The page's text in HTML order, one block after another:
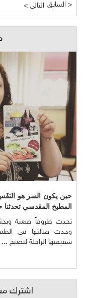
< التالي السابق >
حين يكون السر هو
المطبخ المقدسي تحدثنا
تحدت ظروفاً صعبة وبحثت
وجدت ضالتها في
شقيقتها الراحلة لتصبح ...
اشترك